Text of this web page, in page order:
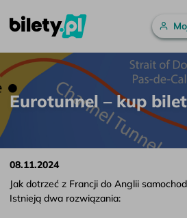
Przejdź do treści
Eurotunnel – kup bilet on-line – bilety.pl
Menu
Eurotunnel – kup
08.11.2024
Jak dotrzeć z Francji do Anglii
Istnieją dwa rozwiązania: